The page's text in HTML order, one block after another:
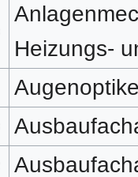
Heizungs-